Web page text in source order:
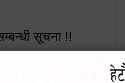
सूचना !!